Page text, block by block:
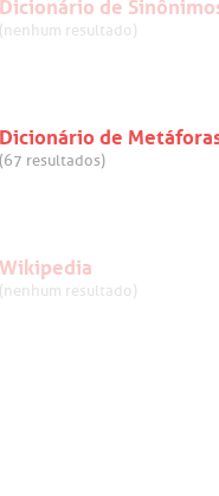
(nenhum resultado)
Dicionário de
(67 resultados)
Wikipedia
(nenhum resultado)